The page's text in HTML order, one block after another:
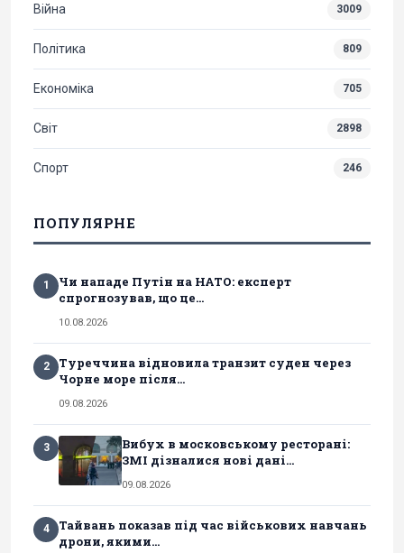
Війна 3009
Політика 809
Економіка 705
Світ 2898
Спорт 246
ПОПУЛЯРНЕ
1
Чи нападе Путін на НАТО: експерт
спрогнозував, що це...
10.08.2026
2
Туреччина відновила транзит суден через
Чорне море після...
09.08.2026
3
Вибух в московському ресторані:
ЗМІ дізналися нові дані...
09.08.2026
4
Тайвань показав під час військових навчань
дрони, якими...